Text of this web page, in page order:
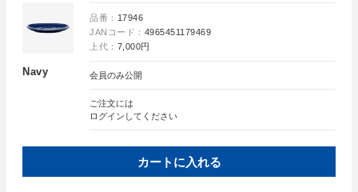
Navy
品番： 17946
JANコード： 4965451179469
上代： 7,000円
会員のみ公開
ご注文には
ログイン してください
カートに入れる